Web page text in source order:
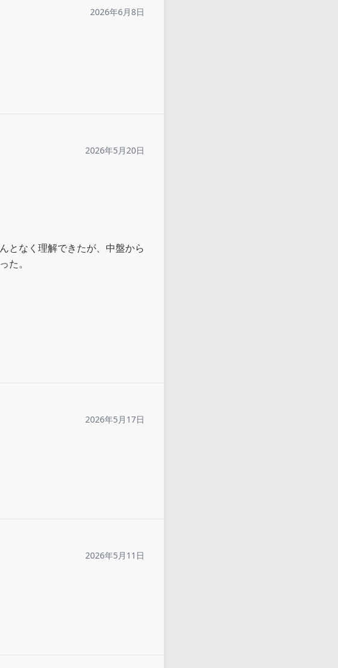
2026年6月8日
2026年5月20日
となく理解できたが、中盤から
た。
2026年5月17日
2026年5月11日